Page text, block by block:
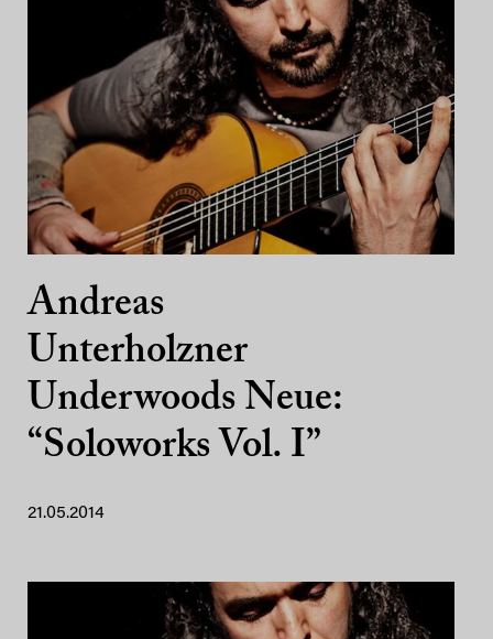
Andreas
Unterholzner
Underwoods Neue:
“Soloworks Vol. I”
21.05.2014